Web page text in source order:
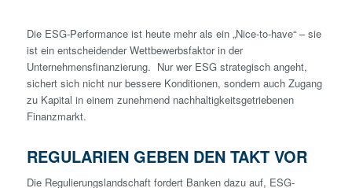
Die ESG-Performance ist heute mehr als ein „Nice-to-have“ – sie
ist ein entscheidender Wettbewerbsfaktor in der
Unternehmensfinanzierung. Nur wer ESG strategisch angeht,
sichert sich nicht nur bessere Konditionen, sondern auch Zugang
zu Kapital in einem zunehmend nachhaltigkeitsgetriebenen
Finanzmarkt.
REGULARIEN GEBEN DEN TAKT VOR
Die Regulierungslandschaft fordert Banken dazu auf, ESG-